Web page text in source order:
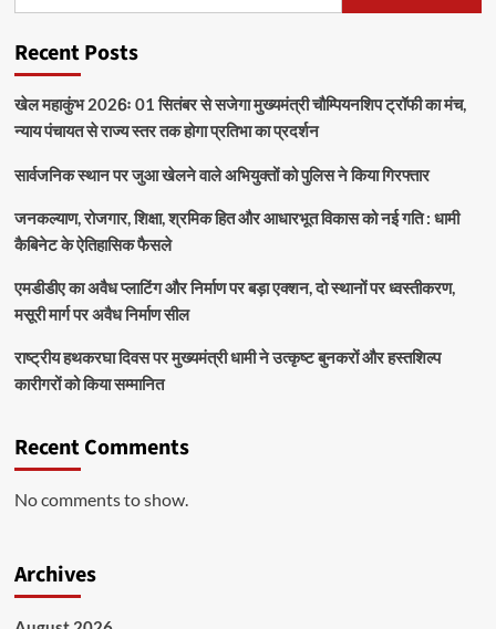
Recent Posts
खेल महाकुंभ 2026ः 01 सितंबर से सजेगा मुख्यमंत्री चौम्पियनशिप ट्रॉफी का मंच,
न्याय पंचायत से राज्य स्तर तक होगा प्रतिभा का प्रदर्शन
सार्वजनिक स्थान पर जुआ खेलने वाले अभियुक्तों को पुलिस ने किया गिरफ्तार
जनकल्याण, रोजगार, शिक्षा, श्रमिक हित और आधारभूत विकास को नई गति : धामी
कैबिनेट के ऐतिहासिक फैसले
एमडीडीए का अवैध प्लाटिंग और निर्माण पर बड़ा एक्शन, दो स्थानों पर ध्वस्तीकरण,
मसूरी मार्ग पर अवैध निर्माण सील
राष्ट्रीय हथकरघा दिवस पर मुख्यमंत्री धामी ने उत्कृष्ट बुनकरों और हस्तशिल्प
कारीगरों को किया सम्मानित
Recent Comments
No comments to show.
Archives